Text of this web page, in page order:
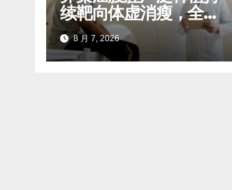
续靶向体虚消瘦，全程
服药稳固生存质量延缓
进展
8 月 7, 2026